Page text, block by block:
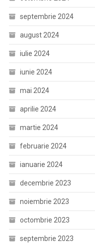
septembrie 2024
august 2024
iulie 2024
iunie 2024
mai 2024
aprilie 2024
martie 2024
februarie 2024
ianuarie 2024
decembrie 2023
noiembrie 2023
octombrie 2023
septembrie 2023